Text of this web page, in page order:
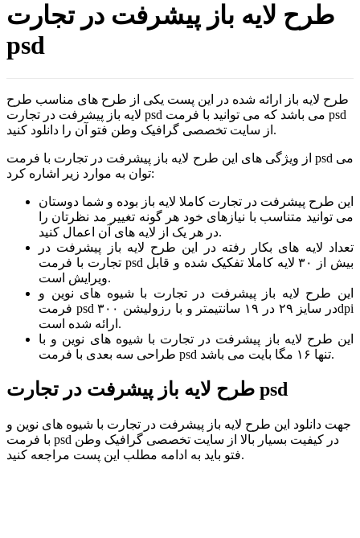
طرح لایه باز پیشرفت در تجارت
psd
طرح لایه باز ارائه شده در این پست یکی از طرح های مناسب طرح
لایه باز پیشرفت در تجارت psd می باشد که می توانید با فرمت psd
از سایت تخصصی گرافیک وطن فتو آن را دانلود کنید.
از ویژگی های این طرح لایه باز پیشرفت در تجارت با فرمت psd می
توان به موارد زیر اشاره کرد:
این طرح پیشرفت در تجارت کاملا لایه باز بوده و شما دوستان
می توانید متناسب با نیازهای خود هر گونه تغییر مد نظرتان را
در هر یک از لایه های آن اعمال کنید.
تعداد لایه های بکار رفته در این طرح لایه باز پیشرفت در
تجارت با فرمت psd بیش از ۳۰ لایه کاملا تفکیک شده و قابل
ویرایش است.
این طرح لایه باز پیشرفت در تجارت با شیوه های نوین و
فرمت psd در سایز ۲۹ در ۱۹ سانتیمتر و با رزولیشن ۳۰۰dpi
ارائه شده است.
این طرح لایه باز پیشرفت در تجارت با شیوه های نوین و با
طراحی سه بعدی با فرمت psd تنها ۱۶ مگا بایت می باشد.
طرح لایه باز پیشرفت در تجارت psd
جهت دانلود این طرح لایه باز پیشرفت در تجارت با شیوه های نوین و
با فرمت psd در کیفیت بسیار بالا از سایت تخصصی گرافیک وطن
فتو باید به ادامه مطلب این پست مراجعه کنید.